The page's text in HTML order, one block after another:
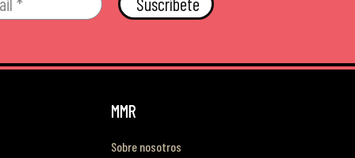
MMR
Sobre nosotros